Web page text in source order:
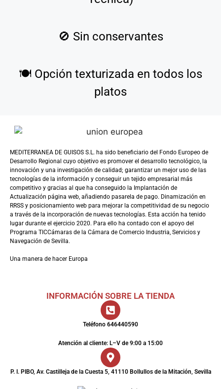
🚫 Sin conservantes
🍽️ Opción texturizada en todos los
platos
MEDITERRANEA DE GUISOS S.L. ha sido beneficiario del Fondo Europeo de
Desarrollo Regional cuyo objetivo es promover el desarrollo tecnológico, la
innovación y una investigación de calidad; garantizar un mejor uso de las
tecnologías de la información y conseguir un tejido empresarial más
competitivo y gracias al que ha conseguido la Implantación de
Actualización página web, añadiendo pasarela de pago. Dinamización en
RRSS y posicionamiento web para mejorar la competitividad de su negocio
a través de la incorporación de nuevas tecnologías. Esta acción ha tenido
lugar durante el ejercicio 2020. Para ello ha contado con el apoyo del
Programa TICCámaras de la Cámara de Comercio Industria, Servicios y
Navegación de Sevilla.
Una manera de hacer Europa
INFORMACIÓN SOBRE LA TIENDA
Teléfono 646440590
Atención al cliente: L–V de 9:00 a 15:00
P. I. PIBO, Av. Castilleja de la Cuesta 5, 41110 Bollullos de la Mitación, Sevilla